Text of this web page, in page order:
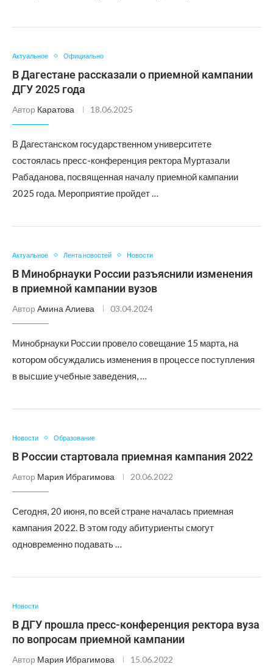
Актуальное Официально
В Дагестане рассказали о приемной кампании
ДГУ 2025 года
Автор Каратова 18.06.2025
В Дагестанском государственном университете
состоялась пресс-конференция ректора Муртазали
Рабаданова, посвященная началу приемной кампании
2025 года. Мероприятие пройдет …
Актуальное Лента новостей Новости
В Минобрнауки России разъяснили изменения
в приемной кампании вузов
Автор Амина Алиева 03.04.2024
Минобрнауки России провело совещание 15 марта, на
котором обсуждались изменения в процессе поступления
в высшие учебные заведения, …
Новости Образование
В России стартовала приемная кампания 2022
Автор Мария Ибрагимова 20.06.2022
Сегодня, 20 июня, по всей стране началась приемная
кампания 2022. В этом году абитуриенты смогут
одновременно подавать …
Новости
В ДГУ прошла пресс-конференция ректора вуза
по вопросам приемной кампании
Автор Мария Ибрагимова 15.06.2022